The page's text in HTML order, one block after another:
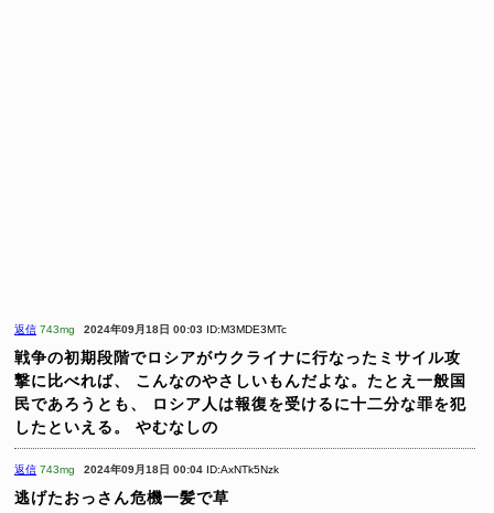
返信 743mg 2024年09月18日 00:03 ID:M3MDE3MTc
戦争の初期段階でロシアがウクライナに行なったミサイル攻
撃に比べれば、
こんなのやさしいもんだよな。たとえ一般国
民であろうとも、
ロシア人は報復を受けるに十二分な罪を犯
したといえる。
やむなしの
返信 743mg 2024年09月18日 00:04 ID:AxNTk5Nzk
逃げたおっさん危機一髪で草